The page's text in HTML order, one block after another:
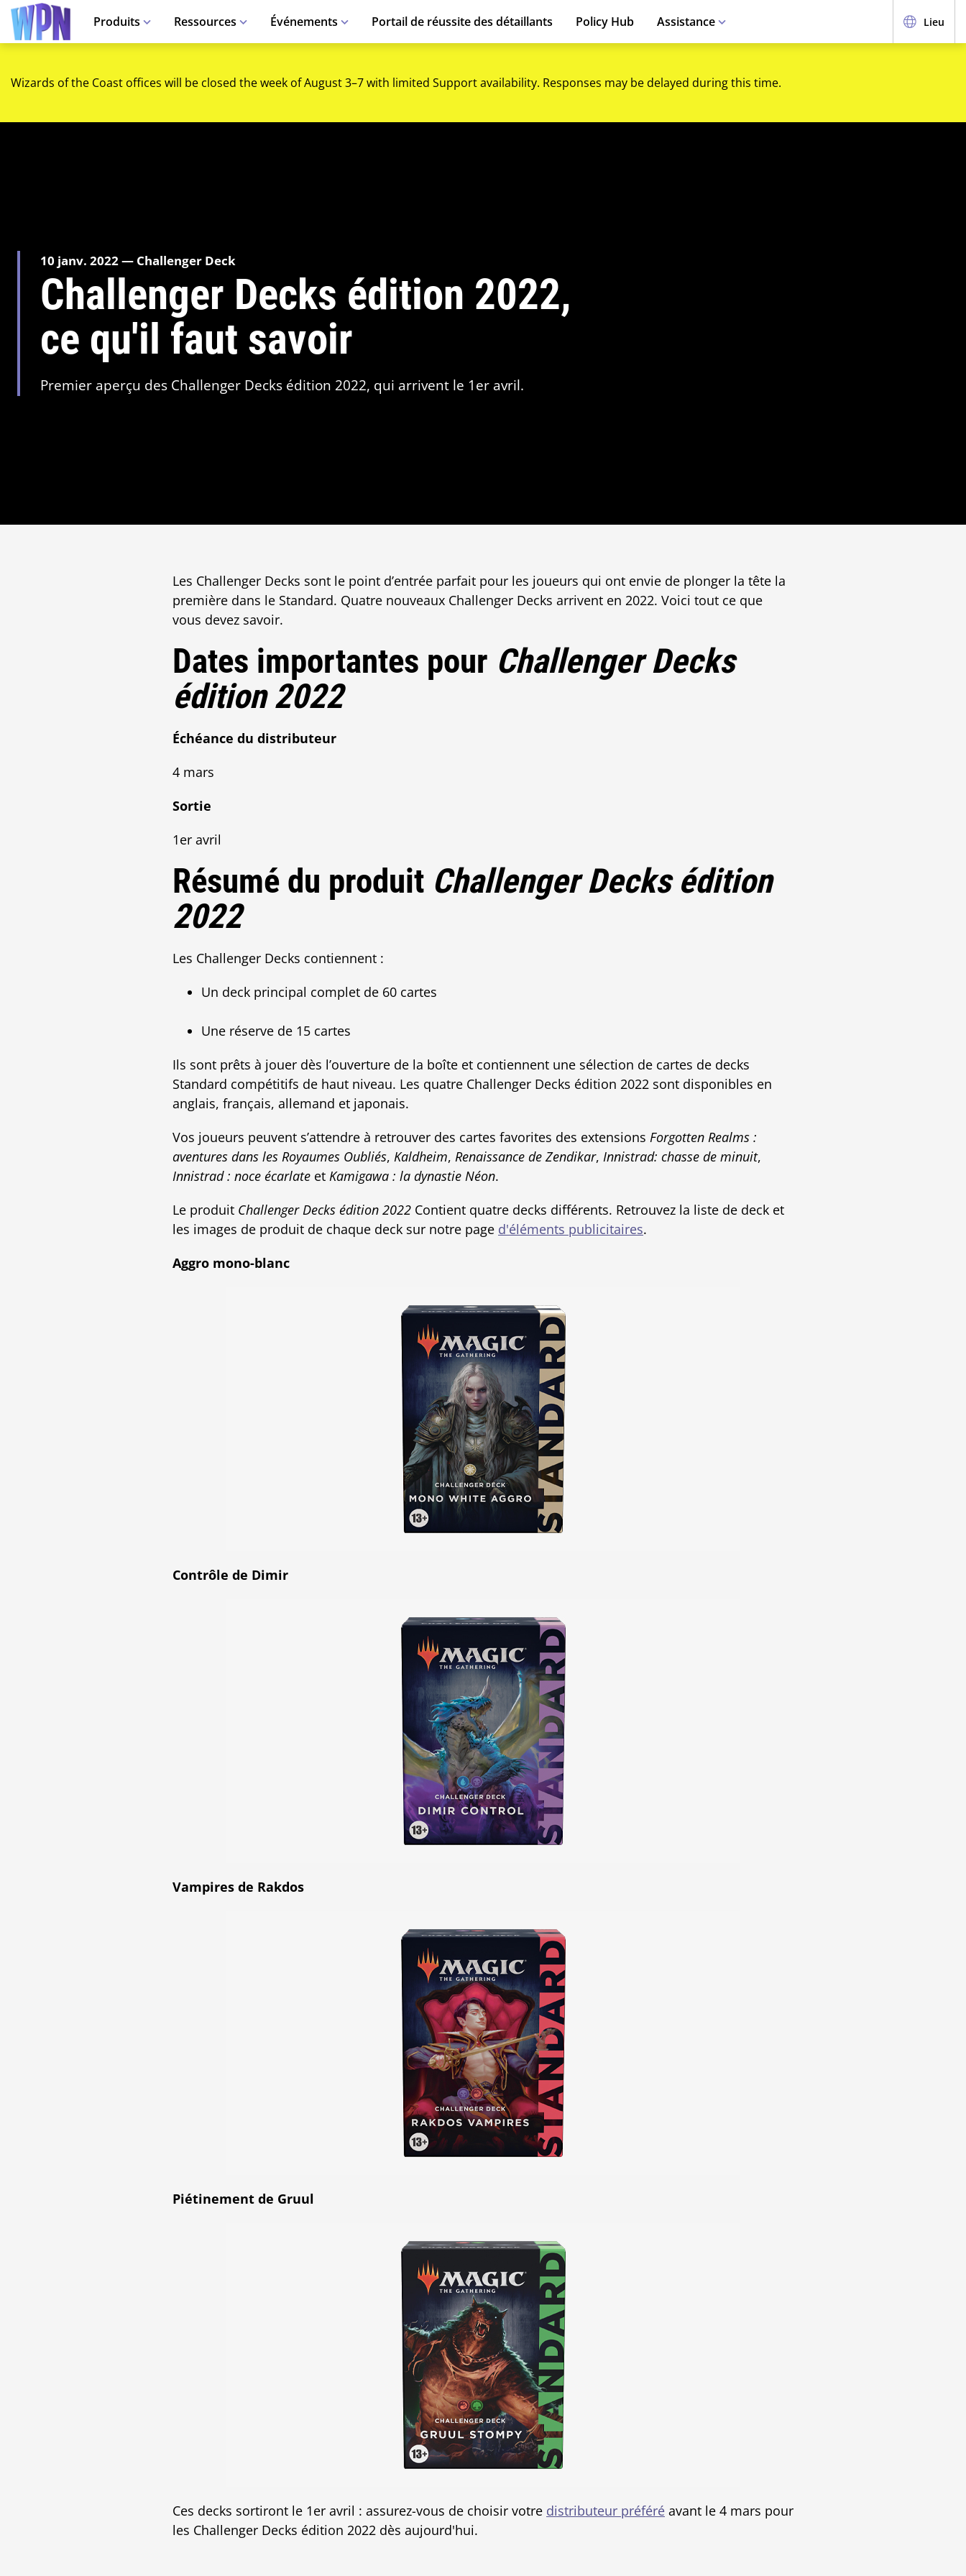
Produits Ressources Événements Portail de réussite des détaillants Policy Hub Assistance Lieu
Wizards of the Coast offices will be closed the week of August 3–7 with limited Support availability. Responses may be delayed during this time.
10 janv. 2022 — Challenger Deck
Challenger Decks édition 2022,
ce qu'il faut savoir
Premier aperçu des Challenger Decks édition 2022, qui arrivent le 1er avril.
Les Challenger Decks sont le point d’entrée parfait pour les joueurs qui ont envie de plonger la tête la
première dans le Standard. Quatre nouveaux Challenger Decks arrivent en 2022. Voici tout ce que
vous devez savoir.
Dates importantes pour Challenger Decks
édition 2022
Échéance du distributeur
4 mars
Sortie
1er avril
Résumé du produit Challenger Decks édition
2022
Les Challenger Decks contiennent :
Un deck principal complet de 60 cartes
Une réserve de 15 cartes
Ils sont prêts à jouer dès l’ouverture de la boîte et contiennent une sélection de cartes de decks
Standard compétitifs de haut niveau. Les quatre Challenger Decks édition 2022 sont disponibles en
anglais, français, allemand et japonais.
Vos joueurs peuvent s’attendre à retrouver des cartes favorites des extensions Forgotten Realms :
aventures dans les Royaumes Oubliés, Kaldheim, Renaissance de Zendikar, Innistrad: chasse de minuit,
Innistrad : noce écarlate et Kamigawa : la dynastie Néon.
Le produit Challenger Decks édition 2022 Contient quatre decks différents. Retrouvez la liste de deck et
les images de produit de chaque deck sur notre page d'éléments publicitaires.
Aggro mono-blanc
Contrôle de Dimir
Vampires de Rakdos
Piétinement de Gruul
Ces decks sortiront le 1er avril : assurez-vous de choisir votre distributeur préféré avant le 4 mars pour
les Challenger Decks édition 2022 dès aujourd'hui.